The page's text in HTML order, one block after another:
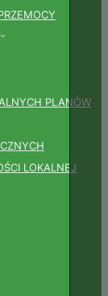
PLANÓW
LOKALNEJ